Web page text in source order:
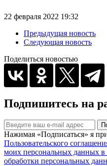
22 февраля 2022 19:32
Предыдущая новость
Следующая новость
Поделиться новостью
Подпишитесь на
Нажимая «Подписаться» я
Пользовательского
моих персональных данных в
обработки персональных